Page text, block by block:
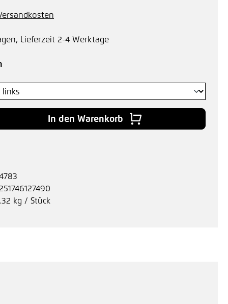
Lieferzeit 2-4 Werktage
auswählen
den gewünschten Wert ein oder
In den Warenkorb
kg / Stück